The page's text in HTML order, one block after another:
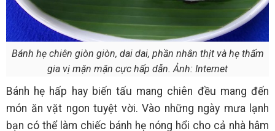
Bánh hẹ chiên giòn giòn, dai dai, phần nhân thịt và hẹ thấm
gia vị mặn mặn cực hấp dẫn. Ảnh: Internet
Bánh hẹ hấp hay biến tấu mang chiên đều mang đến
món ăn vặt ngon tuyệt vời. Vào những ngày mưa lạnh
bạn có thể làm chiếc bánh hẹ nóng hổi cho cả nhà hâm